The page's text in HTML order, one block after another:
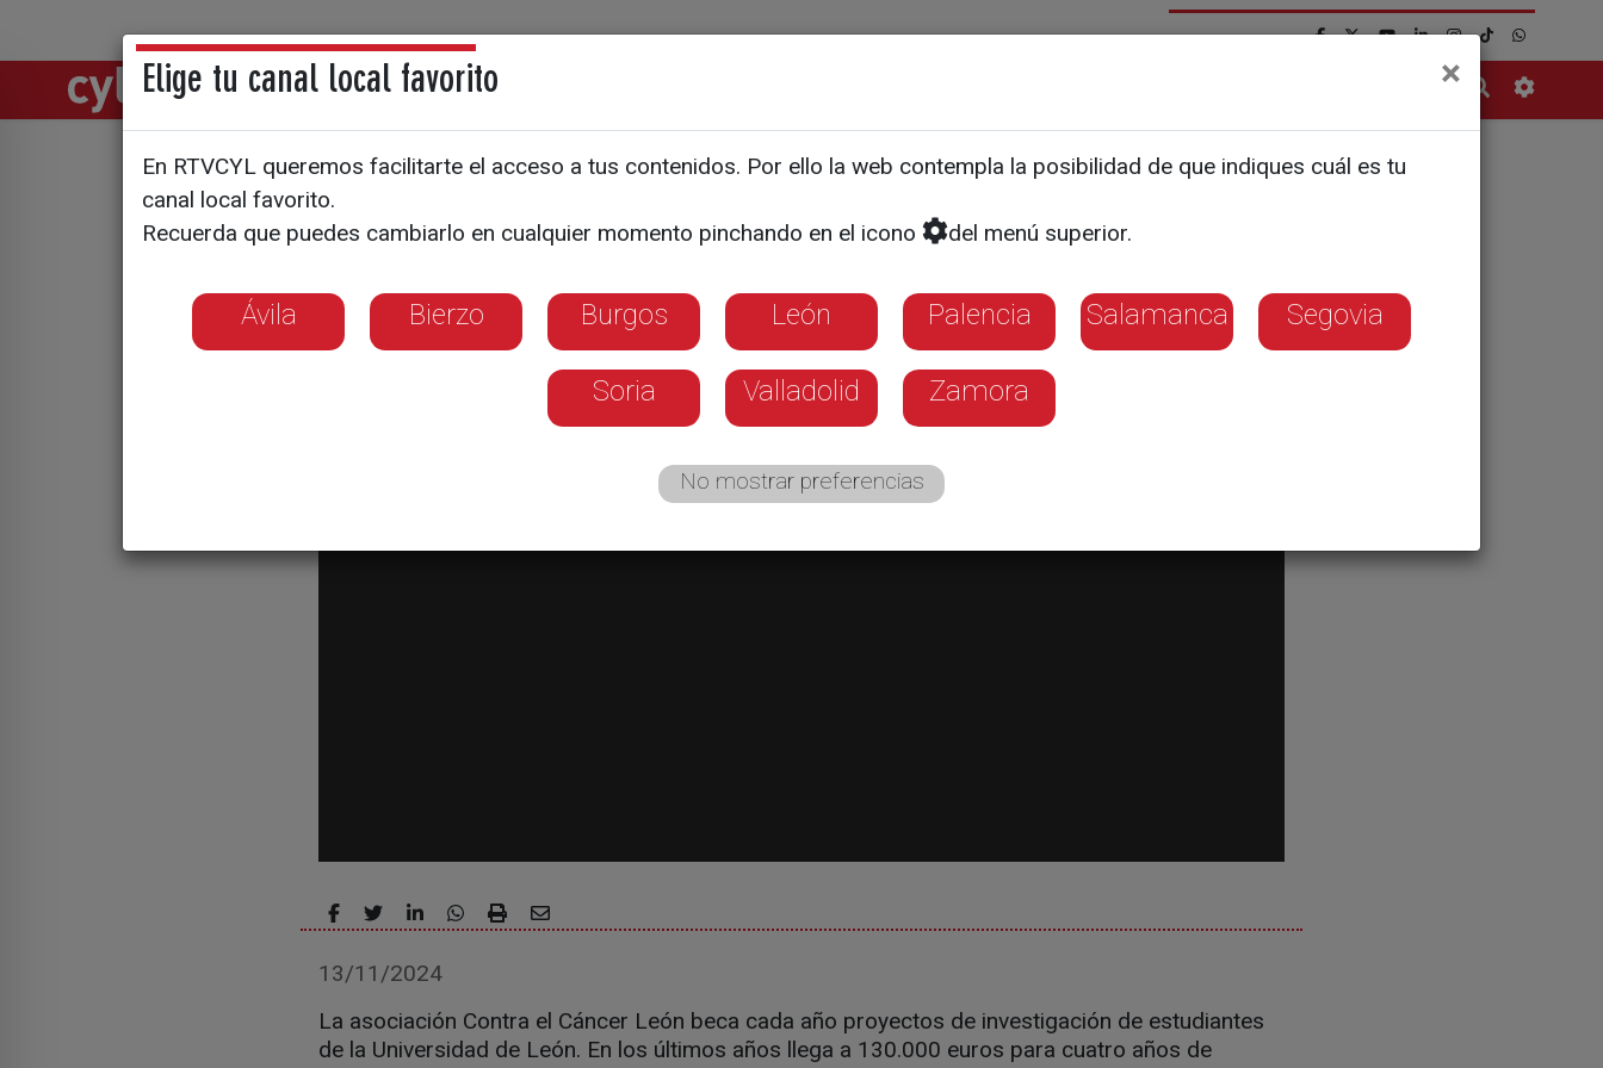
Directos Noticias
Becas para investigaciones que pueden
salvar vidas
13/11/2024
La asociación Contra el Cáncer León beca cada año proyectos de investigación de estudiantes
de la Universidad de León. En los últimos años llega a 130.000 euros para cuatro años de
Elige tu canal local favorito ×
En RTVCYL queremos facilitarte el acceso a tus contenidos. Por ello la web contempla la posibilidad de que indiques cuál es tu
canal local favorito.
Recuerda que puedes cambiarlo en cualquier momento pinchando en el icono
del menú superior.
Ávila Bierzo Burgos León Palencia Salamanca Segovia
Soria Valladolid Zamora
No mostrar preferencias